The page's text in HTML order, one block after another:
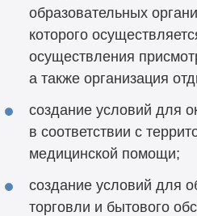
образовательных
которого
осуществления
а также организация
создание условий для
в соответствии с
медицинской помощи;
создание условий для
торговли и бытового